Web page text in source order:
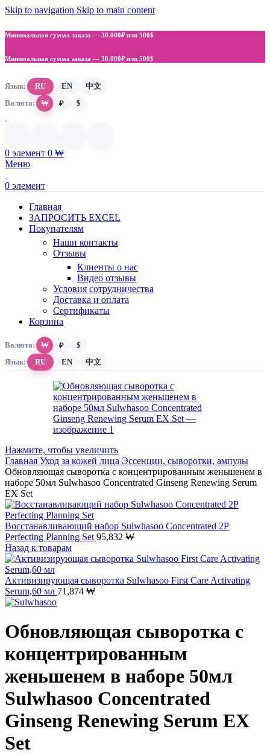
Skip to navigation Skip to main content
Минимальная сумма заказа — 30.000₽ или 500$
Минимальная сумма заказа — 30.000₽ или 500$
Язык: RU EN
中文
Валюта:
₩ ₽ $
0 элемент 0 ₩
Меню
0 элемент
Главная
ЗАПРОСИТЬ EXCEL
Покупателям
Наши контакты
Отзывы
Клиенты о нас
Видео отзывы
Условия сотрудничества
Доставка и оплата
Сертификаты
Корзина
Валюта: ₩ ₽
$
Язык:
RU EN 中文
Нажмите, чтобы увеличить
Главная Уход за кожей лица Эссенции, сыворотки, ампулы
Обновляющая cывopoткa с концентрированным жeньшeнем в
наборе 50мл Sulwhasoo Concentrated Ginseng Renewing Serum
EX Set
Восстанавливающий набор Sulwhasoo Concentrated 2P
Perfecting Planning Set 95,832 ₩
Назад к товарам
Активизирующая сыворотка Sulwhasoo First Care Activating
Serum,60 мл 71,874 ₩
Обновляющая cывopoткa с
концентрированным
жeньшeнем в наборе 50мл
Sulwhasoo Concentrated
Ginseng Renewing Serum EX
Set